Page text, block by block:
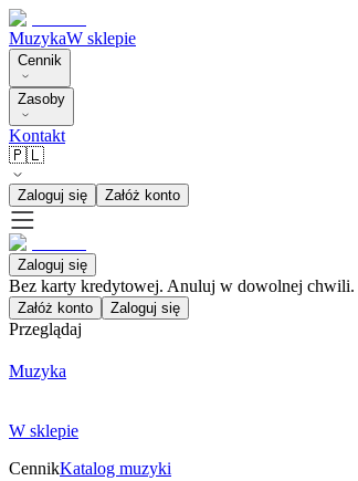
MuzykaW sklepie
Cennik
Zasoby
Kontakt
🇵🇱
Zaloguj się Załóż konto
Zaloguj się
Bez karty kredytowej. Anuluj w dowolnej chwili.
Załóż konto Zaloguj się
Przeglądaj
Muzyka
W sklepie
CennikKatalog muzyki